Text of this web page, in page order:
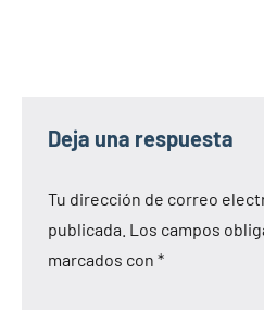
Deja una respuesta
Tu dirección de correo
publicada. Los campos
marcados con *